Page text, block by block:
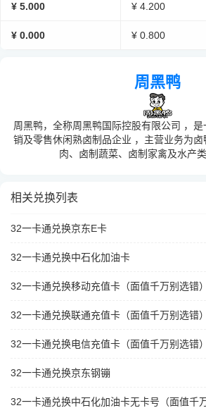
¥ 5.000 ¥ 4.200
¥ 0.000 ¥ 0.800
周黑鸭
周黑鸭，全称周黑鸭国际控股有限公司 ，
销及零售休闲熟卤制品企业 ，主营业务为
肉、卤制蔬菜、卤制家禽及水产
相关兑换列表
32一卡通兑换京东E卡
32一卡通兑换中石化加油卡
32一卡通兑换移动充值卡（面值千万别选错）
32一卡通兑换联通充值卡（面值千万别选错）
32一卡通兑换电信充值卡（面值千万别选错）
32一卡通兑换京东钢镚
32一卡通兑换中石化加油卡无卡号（面值千